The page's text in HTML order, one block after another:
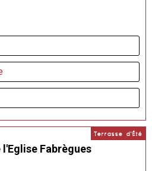
Terrasse d'Été
Fabrègues